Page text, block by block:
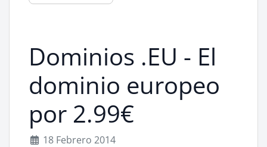
Dominios .EU - El
dominio europeo
por 2.99€
18 Febrero 2014